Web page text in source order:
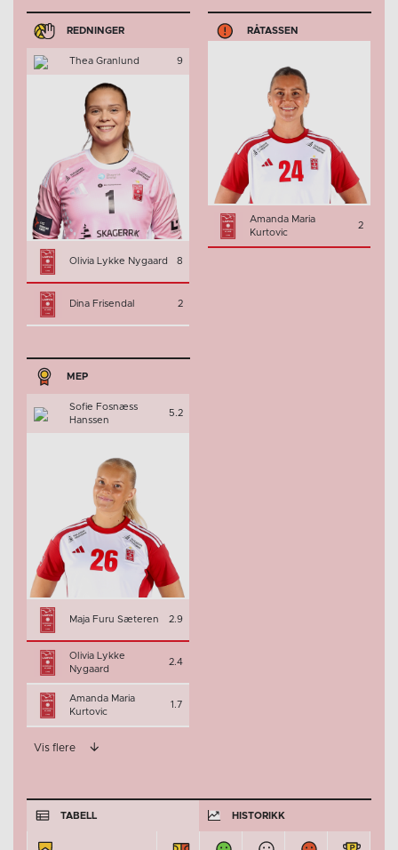
REDNINGER
Thea Granlund 9
Olivia Lykke Nygaard 8
Dina Frisendal 2
RÅTASSEN
Amanda Maria
Kurtovic
2
MEP
Sofie Fosnæss
Hanssen
5.2
Maja Furu Sæteren 2.9
Olivia Lykke
Nygaard
2.4
Amanda Maria
Kurtovic
1.7
Vis flere
TABELL HISTORIKK